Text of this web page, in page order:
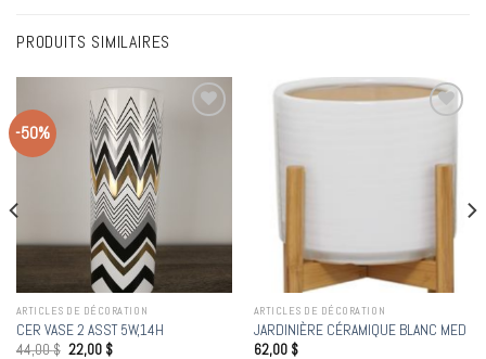
PRODUITS SIMILAIRES
-50%
ARTICLES DE DÉCORATION
CER VASE 2 ASST 5W,14H
44,00$ 22,00 $
ARTICLES DE DÉCORATION
JARDINIÈRE CÉRAMIQUE BLANC MED
62,00 $